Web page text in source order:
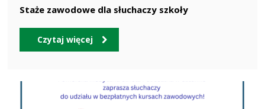
Staże zawodowe dla słuchaczy szkoły
Czytaj więcej